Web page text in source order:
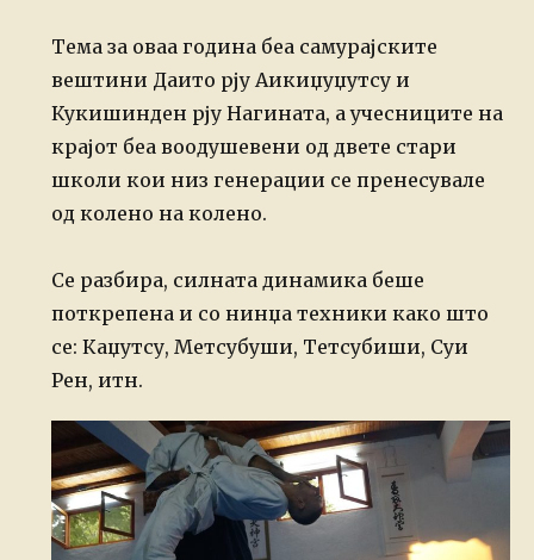
Тема за оваа година беа самурајските
вештини Даито рју Аикиџуџутсу и
Кукишинден рју Нагината, а учесниците на
крајот беа воодушевени од двете стари
школи кои низ генерации се пренесувале
од колено на колено.
Се разбира, силната динамика беше
поткрепена и со нинџа техники како што
се: Каџутсу, Метсубуши, Тетсубиши, Суи
Рен, итн.